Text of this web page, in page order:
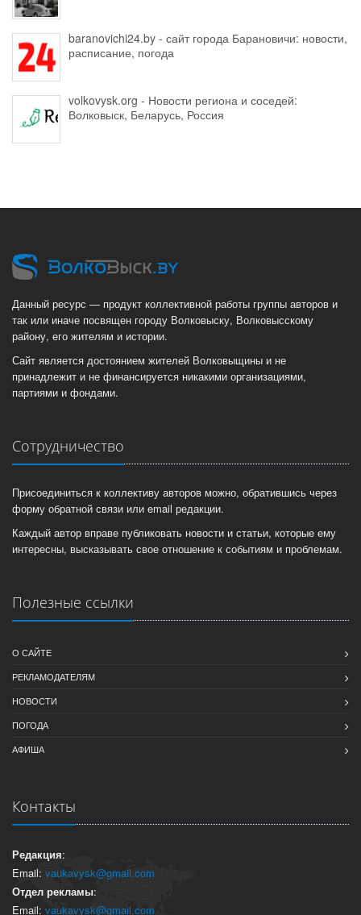
baranovichi24.by - сайт города Барановичи: новости,
расписание, погода
volkovysk.org - Новости региона и соседей:
Волковыск, Беларусь, Россия
Данный ресурс — продукт коллективной работы группы авторов и
так или иначе посвящен городу Волковыску, Волковысскому
району, его жителям и истории.
Сайт является достоянием жителей Волковыщины и не
принадлежит и не финансируется никакими организациями,
партиями и фондами.
Сотрудничество
Присоединиться к коллективу авторов можно, обратившись через
форму обратной связи или email редакции.
Каждый автор вправе публиковать новости и статьи, которые ему
интересны, высказывать свое отношение к событиям и проблемам.
Полезные ссылки
О САЙТЕ
РЕКЛАМОДАТЕЛЯМ
НОВОСТИ
ПОГОДА
АФИША
Контакты
Редакция:
Email: vaukavysk@gmail.com
Отдел рекламы:
Email: vaukavysk@gmail.com